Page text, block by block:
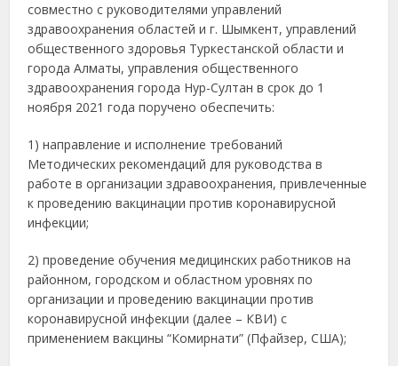
совместно с руководителями управлений
здравоохранения областей и г. Шымкент, управлений
общественного здоровья Туркестанской области и
города Алматы, управления общественного
здравоохранения города Нур-Султан в срок до 1
ноября 2021 года поручено обеспечить:
1) направление и исполнение требований
Методических рекомендаций для руководства в
работе в организации здравоохранения, привлеченные
к проведению вакцинации против коронавирусной
инфекции;
2) проведение обучения медицинских работников на
районном, городском и областном уровнях по
организации и проведению вакцинации против
коронавирусной инфекции (далее – КВИ) с
применением вакцины “Комирнати” (Пфайзер, США);